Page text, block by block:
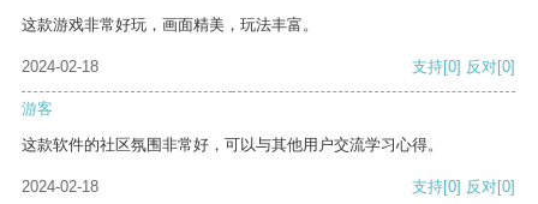
这款游戏非常好玩，画面精美，玩法丰富。
2024-02-18 支持[0] 反对[0]
游客
这款软件的社区氛围非常好，可以与其他用户交流学习心得。
2024-02-18 支持[0] 反对[0]